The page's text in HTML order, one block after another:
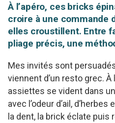
À l’apéro, ces bricks
croire à une commande
elles croustillent. Entre
pliage précis, une
Mes invités sont
viennent d’un resto grec. À
assiettes se vident dans
avec l’odeur d’ail,
la dent, la brick éclate